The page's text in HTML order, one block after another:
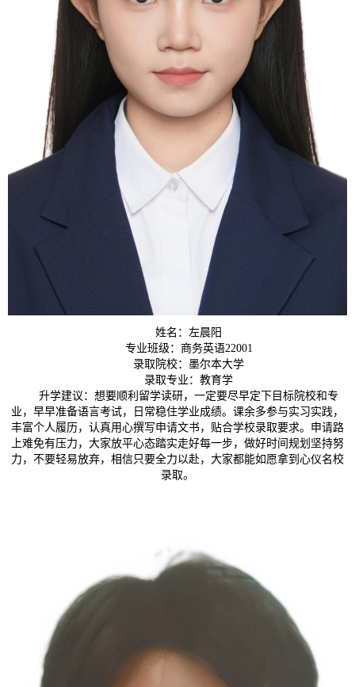
姓名：左晨阳
专业班级：商务英语22001
录取院校：墨尔本大学
录取专业：教育学
升学建议：想要顺利留学读研，一定要尽早定下目标院校和专
业，早早准备语言考试，日常稳住学业成绩。课余多参与实习实践，
丰富个人履历，认真用心撰写申请文书，贴合学校录取要求。申请路
上难免有压力，大家放平心态踏实走好每一步，做好时间规划坚持努
力，不要轻易放弃，相信只要全力以赴，大家都能如愿拿到心仪名校
录取。